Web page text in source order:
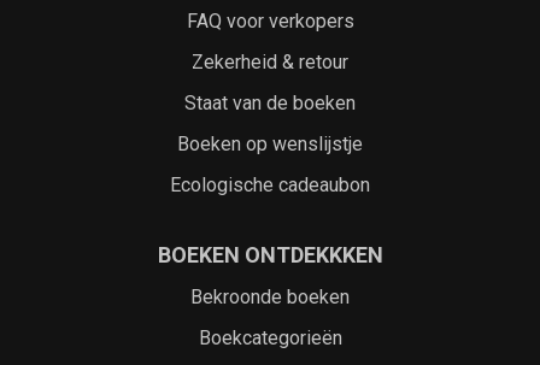
FAQ voor verkopers
Zekerheid & retour
Staat van de boeken
Boeken op wenslijstje
Ecologische cadeaubon
BOEKEN ONTDEKKKEN
Bekroonde boeken
Boekcategorieën